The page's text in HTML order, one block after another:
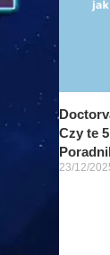
Czy te
23/12/